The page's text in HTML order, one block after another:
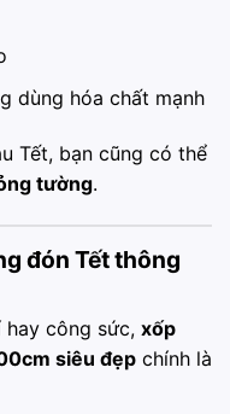
dùng hóa chất mạnh
Tết, bạn cũng có thể
tường.
đón Tết thông
hay công sức, xốp
siêu đẹp chính là